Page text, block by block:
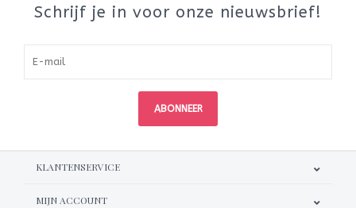
Schrijf je in voor onze nieuwsbrief!
ABONNEER
KLANTENSERVICE
MIJN ACCOUNT